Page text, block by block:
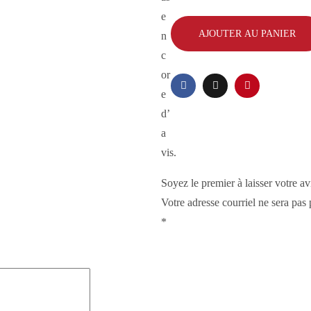
AJOUTER AU PANIER
e
n
c
or
e
d’
a
vis.
Soyez le premier à laisser votre
Votre adresse courriel ne sera pas
*